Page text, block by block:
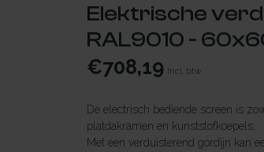
Elektrische
RAL9010 -
€708,19 Incl. btw
De electrisch bediende screen is
platdakramen en kunststofkoepels.
Met een verduisterend gordijn kan